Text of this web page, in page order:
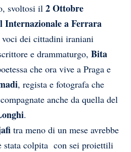
svoltosi il 2 Ottobre
Internazionale a Ferrara
voci dei cittadini iraniani
e drammaturgo, Bita
che ora vive a Praga e
, regista e fotografa che
anche da quella del
.
tra meno di un mese avrebbe
stata colpita con sei proiettili